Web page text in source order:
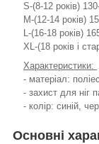
S-(8-12 років)
M-(12-14 років)
L-(16-18 років)
XL-(18 років і
Характеристики:
- матеріал:
- захист для ніг
- колір: синій,
Основні